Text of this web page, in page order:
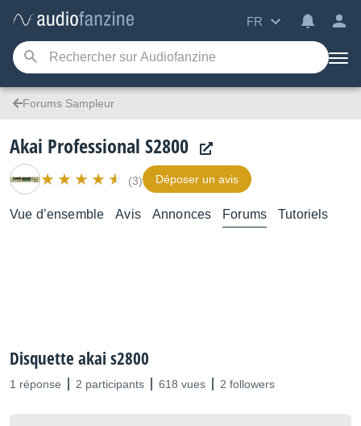
FR
Forums Sampleur
Akai Professional S2800
(3) Déposer un avis
Vue d’ensemble Avis Annonces Forums Tutoriels
Disquette akai s2800
1 réponse 2 participants 618 vues 2 followers